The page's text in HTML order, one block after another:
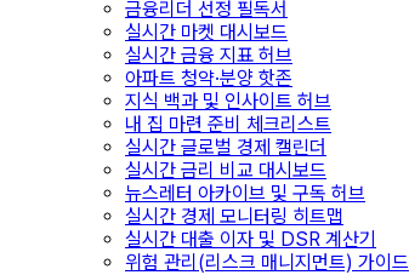
금융리더 선정 필독서
실시간 마켓 대시보드
실시간 금융 지표 허브
아파트 청약·분양 핫존
지식 백과 및 인사이트 허브
내 집 마련 준비 체크리스트
실시간 글로벌 경제 캘린더
실시간 금리 비교 대시보드
뉴스레터 아카이브 및 구독 허브
실시간 경제 모니터링 히트맵
실시간 대출 이자 및 DSR 계산기
위험 관리(리스크 매니지먼트) 가이드